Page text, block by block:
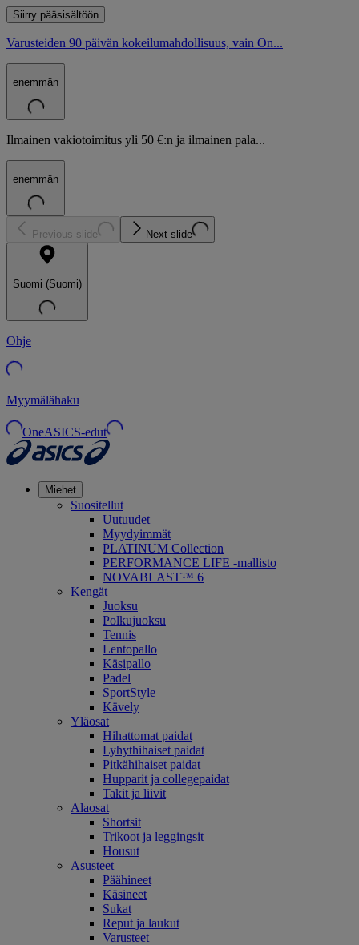
Siirry pääsisältöön
Varusteiden 90 päivän kokeilumahdollisuus, vain On...
enemmän
Ilmainen vakiotoimitus yli 50 €:n ja ilmainen pala...
enemmän
Previous slide Next slide
Suomi (Suomi)
Ohje
Myymälähaku
OneASICS-edut
Miehet
Suositellut
Uutuudet
Myydyimmät
PLATINUM Collection
PERFORMANCE LIFE -mallisto
NOVABLAST™ 6
Kengät
Juoksu
Polkujuoksu
Tennis
Lentopallo
Käsipallo
Padel
SportStyle
Kävely
Yläosat
Hihattomat paidat
Lyhythihaiset paidat
Pitkähihaiset paidat
Hupparit ja collegepaidat
Takit ja liivit
Alaosat
Shortsit
Trikoot ja leggingsit
Housut
Asusteet
Päähineet
Käsineet
Sukat
Reput ja laukut
Varusteet